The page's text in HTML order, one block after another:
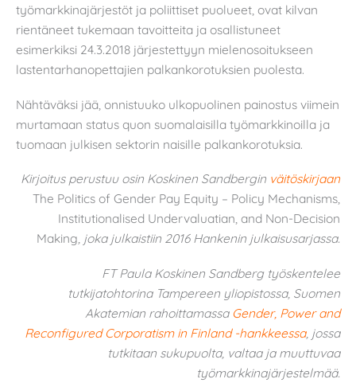
työmarkkinajärjestöt ja poliittiset puolueet, ovat kilvan
rientäneet tukemaan tavoitteita ja osallistuneet
esimerkiksi 24.3.2018 järjestettyyn mielenosoitukseen
lastentarhanopettajien palkankorotuksien puolesta.
Nähtäväksi jää, onnistuuko ulkopuolinen painostus viimein
murtamaan status quon suomalaisilla työmarkkinoilla ja
tuomaan julkisen sektorin naisille palkankorotuksia.
Kirjoitus perustuu osin Koskinen Sandbergin väitöskirjaan
The Politics of Gender Pay Equity – Policy Mechanisms,
Institutionalised Undervaluatian, and Non-Decision
Making, joka julkaistiin 2016 Hankenin julkaisusarjassa.
FT Paula Koskinen Sandberg työskentelee
tutkijatohtorina Tampereen yliopistossa, Suomen
Akatemian rahoittamassa Gender, Power and
Reconfigured Corporatism in Finland -hankkeessa, jossa
tutkitaan sukupuolta, valtaa ja muuttuvaa
työmarkkinajärjestelmää.